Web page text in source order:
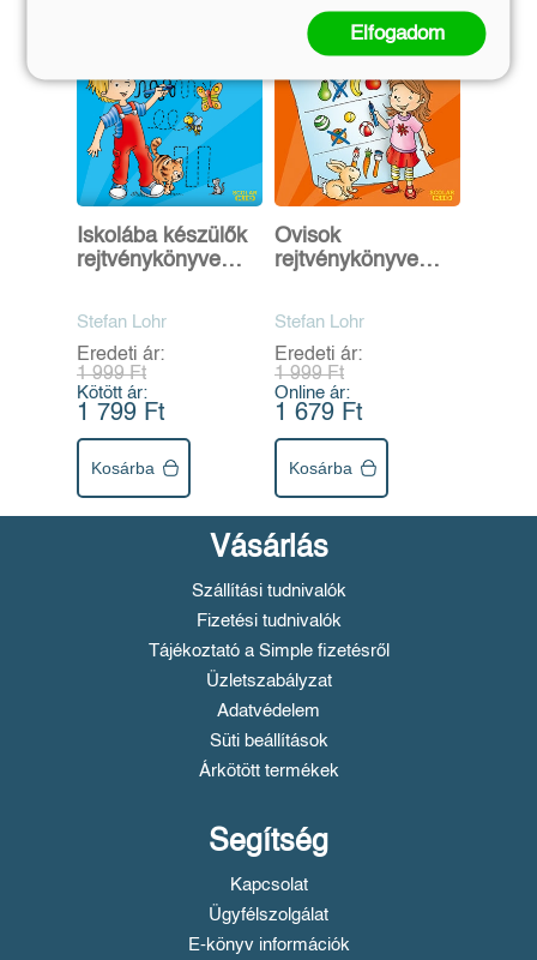
Iskolába készülők
rejtvénykönyve
Stefan Lohr
Eredeti ár:
1 999 Ft
Kötött ár:
1 799 Ft
Kosárba
Ovisok
rejtvénykönyve
Stefan Lohr
Eredeti ár:
1 999 Ft
Online ár:
1 679 Ft
Kosárba
Vásárlás
Szállítási tudnivalók
Fizetési tudnivalók
Tájékoztató a Simple fizetésről
Üzletszabályzat
Adatvédelem
Süti beállítások
Árkötött termékek
Segítség
Kapcsolat
Ügyfélszolgálat
E-könyv információk
Elfogadom